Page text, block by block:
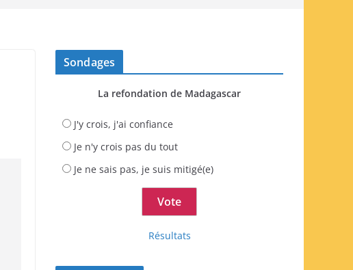
Sondages
La refondation de Madagascar
J'y crois, j'ai confiance
Je n'y crois pas du tout
Je ne sais pas, je suis mitigé(e)
Résultats